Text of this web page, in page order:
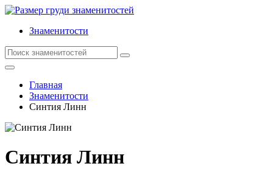
Знаменитости
Главная
Знаменитости
Синтия Линн
Синтия Линн